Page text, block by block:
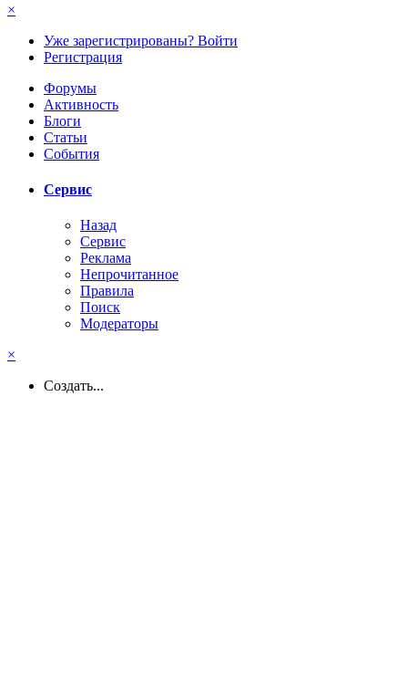
×
Уже зарегистрированы? Войти
Регистрация
Форумы
Активность
Блоги
Статьи
События
Сервис
Назад
Сервис
Реклама
Непрочитанное
Правила
Поиск
Модераторы
×
Создать...